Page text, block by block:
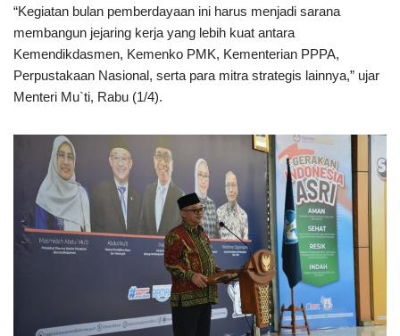
“Kegiatan bulan pemberdayaan ini harus menjadi sarana
membangun jejaring kerja yang lebih kuat antara
Kemendikdasmen, Kemenko PMK, Kementerian PPPA,
Perpustakaan Nasional, serta para mitra strategis lainnya,” ujar
Menteri Mu`ti, Rabu (1/4).